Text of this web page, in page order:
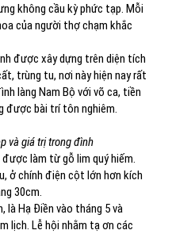
không cầu kỳ phức tạp. Mỗi
của người thợ chạm khắc
được xây dựng trên diện tích
trùng tu, nơi này hiện nay rất
làng Nam Bộ với võ ca, tiền
được bài trí tôn nghiêm.
và giá trị trong đình
làm từ gỗ lim quý hiếm.
ở chính điện cột lớn hơn kích
30cm.
là Hạ Điền vào tháng 5 và
lịch. Lễ hội nhằm tạ ơn các